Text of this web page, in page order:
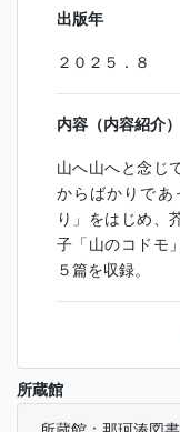
出版年
２０２５．８
内容（内容紹介）
山へ山へと念じ
からばかりであ
り」をはじめ、
子「山のコドモ
５篇を収録。
所蔵館